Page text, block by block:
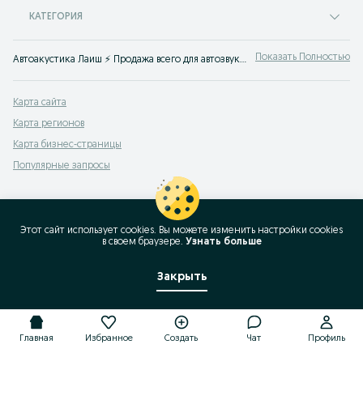
КАТЕГОРИЯ
Автоакустика Лаиш ⚡ Продажа всего для автозвука в машину на ⮫ OLX.uz Показать Полностью
Карта сайта
Карта регионов
Карта бизнес-страницы
Популярные запросы
Главная Избранное Создать Чат Профиль
Этот сайт использует cookies. Вы можете изменить настройки cookies
в своeм браузере. Узнать больше
Закрыть